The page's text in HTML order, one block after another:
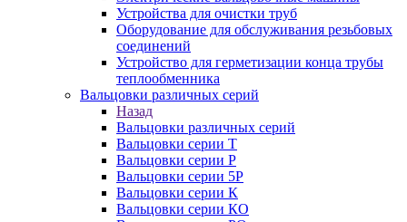
Устройства для очистки труб
Оборудование для обслуживания резьбовых
соединений
Устройство для герметизации конца трубы
теплообменника
Вальцовки различных серий
Назад
Вальцовки различных серий
Вальцовки серии Т
Вальцовки серии Р
Вальцовки серии 5Р
Вальцовки серии К
Вальцовки серии КО